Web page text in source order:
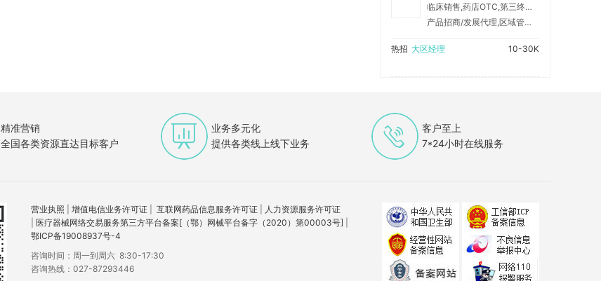
临床销售,药店OTC,第三终端,院外
产品招商/发展代理,区域管理/销售支持,纯销上量/销售产品
热招 大区经理 10-30K
精准营销
全国各类资源直达目标客户
业务多元化
提供各类线上线下业务
客户至上
7*24小时在线服务
营业执照 增值电信业务许可证 互联网药品信息服务许可证
人力资源服务许可证
医疗器械网络交易服务第三方平台备案[（鄂）网械平台备字（2020）第00003号]
鄂ICP备19008937号-4
咨询时间：周一到周六 8:30-17:30
咨询热线：027-87293446